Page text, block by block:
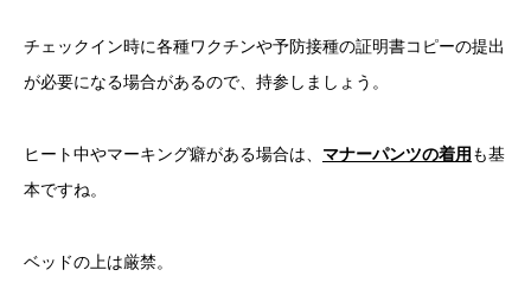
チェックイン時に各種ワクチンや予防接種の証明書コピーの提出
が必要になる場合があるので、持参しましょう。
ヒート中やマーキング癖がある場合は、 マナーパンツの着用 も基
本ですね。
ベッドの上は厳禁。